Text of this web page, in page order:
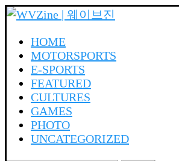
HOME
MOTORSPORTS
E-SPORTS
FEATURED
CULTURES
GAMES
PHOTO
UNCATEGORIZED